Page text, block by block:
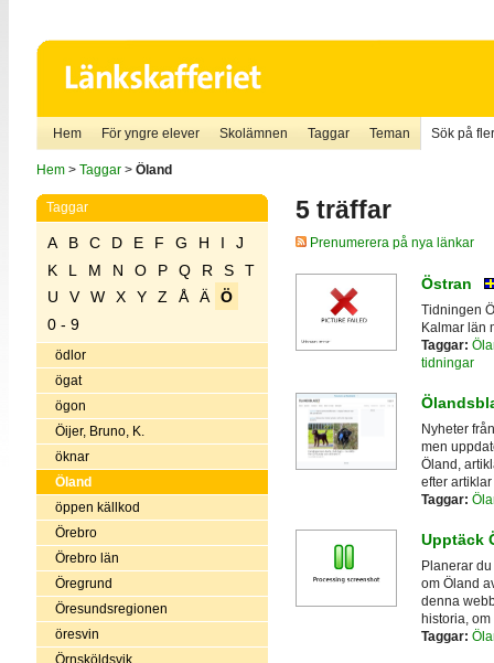
Hem För yngre elever Skolämnen Taggar Teman Sök på
Hem> Taggar> Öland
Taggar
A B C D E F G H I
J
K
L M N O P Q R S
T
U
V W X Y Z Å Ä
Ö
0 - 9
ödlor
ögat
ögon
Öijer, Bruno, K.
öknar
Öland
öppen källkod
Örebro
Örebro län
Öregrund
Öresundsregionen
öresvin
Örnsköldsvik
5 träffar
Prenumerera på nya länkar
Östran
Tidningen
Kalmar län
Taggar:
tidningar
Nyheter
men
Öland,
efter
Taggar:
Upptäck
Planerar
om Öland
denna
historia,
Taggar: